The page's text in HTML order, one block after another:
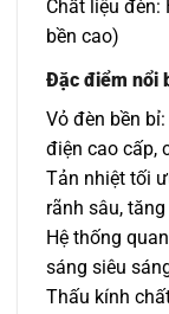
Chất liệu
bền cao)
Đặc điểm nổi
Vỏ đèn bền
điện cao cấp,
Tản nhiệt tối
rãnh sâu,
Hệ thống
sáng siêu
Thấu kính